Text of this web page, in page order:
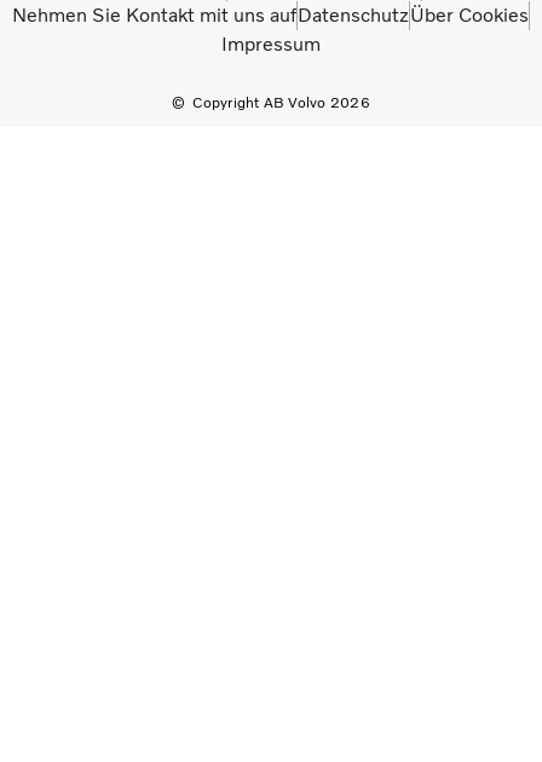
Copyright AB Volvo 2026
Nehmen Sie Kontakt mit uns aufDatenschutzÜber Cookies
Impressum